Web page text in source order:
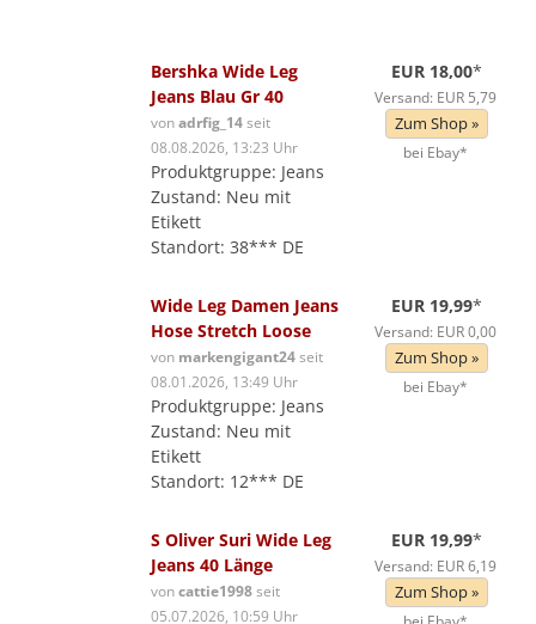
Bershka Wide Leg
Jeans Blau Gr 40
vonadrfig_14seit
08.08.2026, 13:23 Uhr
Produktgruppe: Jeans
Zustand: Neu mit
Etikett
Standort: 38*** DE
EUR 18,00*
Versand: EUR 5,79
Zum Shop »
bei Ebay*
Wide Leg Damen Jeans
Hose Stretch Loose
von markengigant24seit
08.01.2026, 13:49 Uhr
Produktgruppe: Jeans
Zustand: Neu mit
Etikett
Standort: 12*** DE
EUR 19,99*
Versand: EUR 0,00
Zum Shop »
bei Ebay*
S Oliver Suri Wide Leg
Jeans 40 Länge
voncattie1998seit
05.07.2026, 10:59 Uhr
EUR 19,99*
Versand: EUR 6,19
Zum Shop »